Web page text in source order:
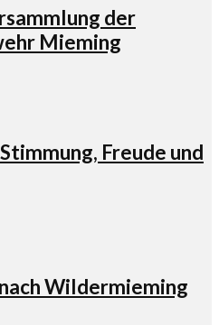
der
Mieming
Freude und
Wildermieming